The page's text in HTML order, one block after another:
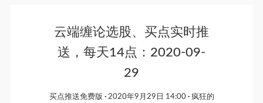
云端缠论选股、买点实时推
送，每天14点：2020-09-
29
买点推送免费版 2020年9月29日 14:00
疯狂的